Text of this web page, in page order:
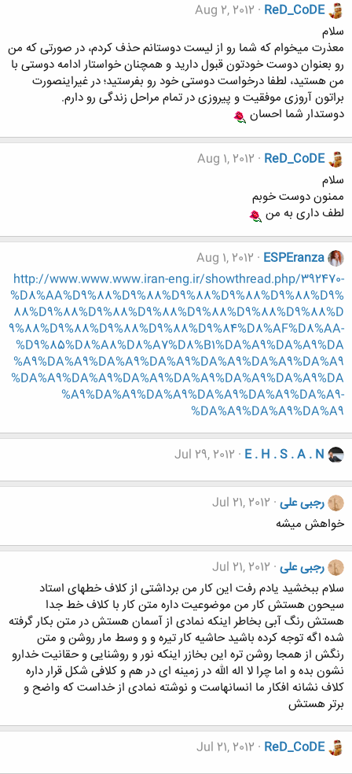
ReD_CoDE
Aug 2, 2012
سلام
معذرت میخوام که شما رو از لیست دوستانم حذف کردم، در صورتی که من
رو بعنوان دوست خودتون قبول دارید و همچنان خواستار ادامه دوستی با
من هستید، لطفا درخواست دوستی خود رو بفرستید؛ در غیراینصورت
براتون آروزی موفقیت و پیروزی در تمام مراحل زندگی رو دارم.
دوستدار شما احسان
ReD_CoDE
Aug 1, 2012
سلام
ممنون دوست خوبم
لطف داری به من
ESPEranza
Aug 1, 2012
http://www.www.www.iran-eng.ir/showthread.php/392470-
%D8%AA%D9%88%D9%88%D9%88%D9%88%D9%88%D9%
88%D9%88%D9%88%D9%88%D9%88%D9%88%D9%88%D
9%88%D9%88%D9%88%D9%88%D9%84%D8%AF%D8%AA-
%D9%85%D8%A8%D8%A7%D8%B1%DA%A9%DA%A9%DA
%A9%DA%A9%DA%A9%DA%A9%DA%A9%DA%A9%DA%A9
%DA%A9%DA%A9%DA%A9%DA%A9%DA%A9%DA%A9%DA
%A9%DA%A9%DA%A9%DA%A9%DA%A9%DA%A9-
%DA%A9%DA%A9%DA%A9
E . H . S . A . N
Jul 29, 2012
رجبی علی Jul 21, 2012
خواهش میشه
رجبی علی Jul 21, 2012
سلام ببخشید یادم رفت این کار من برداشتی از کلاف خطهای استاد
سیحون هستش کار من موضوعیت داره متن کار با کلاف خط جدا
هستش رنگ آبی بخاطر اینکه نمادی از آسمان هستش در متن بکار گرفته
شده اگه توجه کرده باشید حاشیه کار تیره و و وسط مار روشن و متن
رنگش از همجا روشن تره این بخازر اینکه نور و روشنایی و حقانیت خدارو
نشون بده و اما چرا لا اله الله در زمینه ای در هم و کلافی شکل قرار داره
کلاف نشانه افکار ما انسانهاست و نوشته نمادی از خداست که واضح و
برتر هستش
ReD_CoDE
Jul 21, 2012